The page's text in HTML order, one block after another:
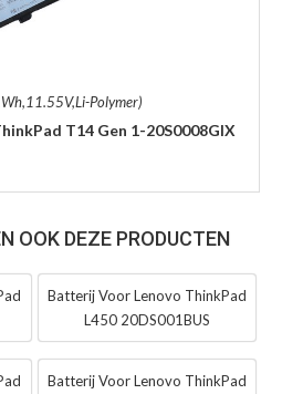
Polymer)
T14 Gen 1-20S0008GIX
OOK DEZE PRODUCTEN
Batterij Voor Lenovo ThinkPad
L450 20DS001BUS
Batterij Voor Lenovo ThinkPad